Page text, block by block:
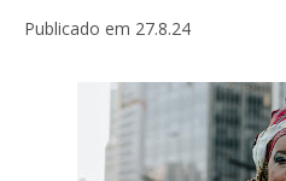
Publicado em 27.8.24